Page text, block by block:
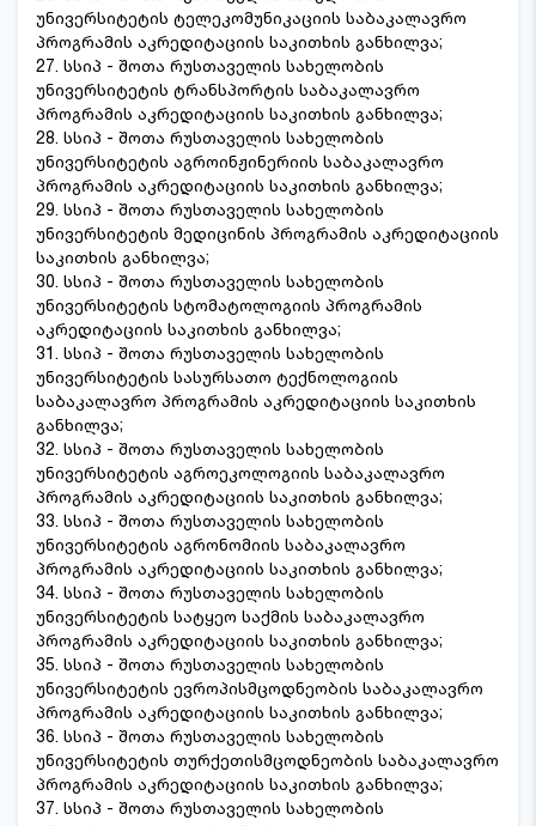
უნივერსიტეტის ტელეკომუნიკაციის საბაკალავრო
პროგრამის აკრედიტაციის საკითხის განხილვა;
27. სსიპ - შოთა რუსთაველის სახელობის
უნივერსიტეტის ტრანსპორტის საბაკალავრო
პროგრამის აკრედიტაციის საკითხის განხილვა;
28. სსიპ - შოთა რუსთაველის სახელობის
უნივერსიტეტის აგროინჟინერიის საბაკალავრო
პროგრამის აკრედიტაციის საკითხის განხილვა;
29. სსიპ - შოთა რუსთაველის სახელობის
უნივერსიტეტის მედიცინის პროგრამის აკრედიტაციის
საკითხის განხილვა;
30. სსიპ - შოთა რუსთაველის სახელობის
უნივერსიტეტის სტომატოლოგიის პროგრამის
აკრედიტაციის საკითხის განხილვა;
31. სსიპ - შოთა რუსთაველის სახელობის
უნივერსიტეტის სასურსათო ტექნოლოგიის
საბაკალავრო პროგრამის აკრედიტაციის საკითხის
განხილვა;
32. სსიპ - შოთა რუსთაველის სახელობის
უნივერსიტეტის აგროეკოლოგიის საბაკალავრო
პროგრამის აკრედიტაციის საკითხის განხილვა;
33. სსიპ - შოთა რუსთაველის სახელობის
უნივერსიტეტის აგრონომიის საბაკალავრო
პროგრამის აკრედიტაციის საკითხის განხილვა;
34. სსიპ - შოთა რუსთაველის სახელობის
უნივერსიტეტის სატყეო საქმის საბაკალავრო
პროგრამის აკრედიტაციის საკითხის განხილვა;
35. სსიპ - შოთა რუსთაველის სახელობის
უნივერსიტეტის ევროპისმცოდნეობის საბაკალავრო
პროგრამის აკრედიტაციის საკითხის განხილვა;
36. სსიპ - შოთა რუსთაველის სახელობის
უნივერსიტეტის თურქეთისმცოდნეობის საბაკალავრო
პროგრამის აკრედიტაციის საკითხის განხილვა;
37. სსიპ - შოთა რუსთაველის სახელობის